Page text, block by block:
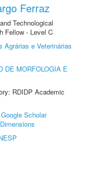
Ferraz
Technological
Fellow - Level C
Agrárias e Veterinárias
DE MORFOLOGIA E
RDIDP Academic
Google Scholar
Dimensions